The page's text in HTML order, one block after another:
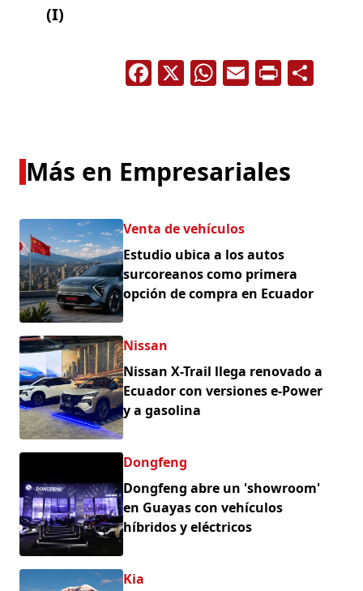
(I)
Facebook
X WhatsApp
Email
Print
Más en Empresariales
Venta de vehículos
Estudio ubica a los autos
surcoreanos como primera
opción de compra en Ecuador
Nissan
Nissan X-Trail llega renovado a
Ecuador con versiones e-Power
y a gasolina
Dongfeng
Dongfeng abre un 'showroom'
en Guayas con vehículos
híbridos y eléctricos
Kia